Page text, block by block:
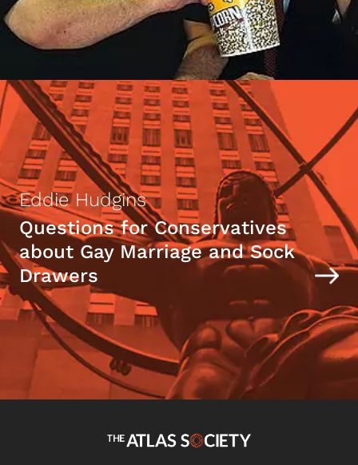
Eddie Hudgins
Questions for Conservatives
about Gay Marriage and Sock
Drawers